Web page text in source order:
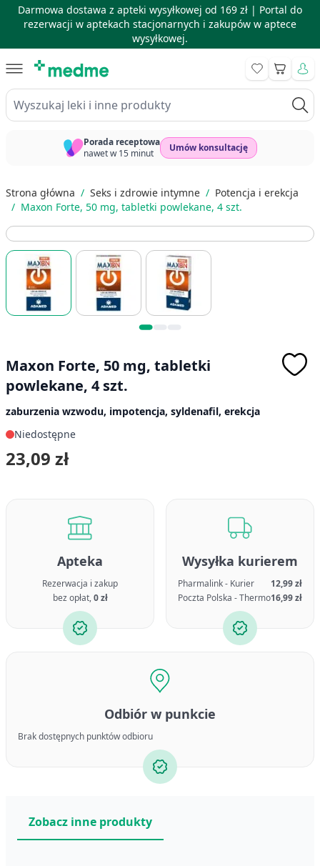
Darmowa dostawa z apteki wysyłkowej od 169 zł | Portal do
rezerwacji w aptekach stacjonarnych i zakupów w aptece
wysyłkowej.
Wyszukaj leki i inne produkty
Koszyk
Porada receptowa
nawet w 15 minut
Umów konsultację
Strona główna / Seks i zdrowie intymne / Potencja i erekcja
/ Maxon Forte, 50 mg, tabletki powlekane, 4 szt.
Maxon Forte, 50 mg, tabletki
powlekane, 4 szt.
zaburzenia wzwodu, impotencja, syldenafil, erekcja
Niedostępne
23,09 zł
Apteka
Rezerwacja i zakup
bez opłat,0 zł
Wysyłka kurierem
Pharmalink - Kurier
12,99 zł
Poczta Polska - Thermo16,99 zł
Odbiór w punkcie
Brak dostępnych punktów odbioru
Zobacz inne produkty